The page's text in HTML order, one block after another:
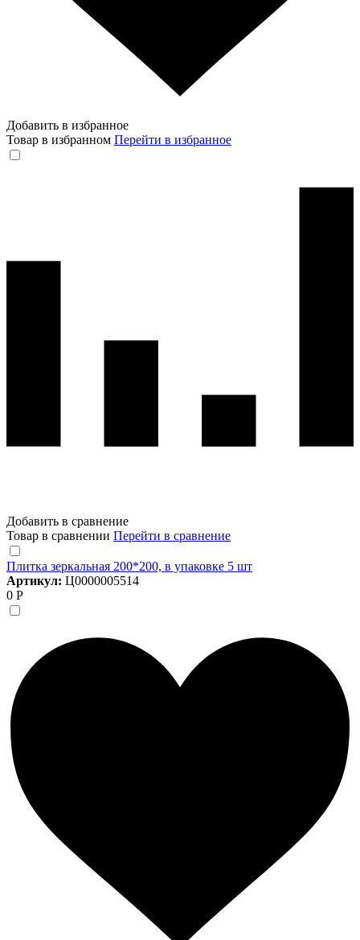
Добавить в избранное
Товар в избранном Перейти в избранное
Добавить в сравнение
Товар в сравнении Перейти в сравнение
Плитка зеркальная 200*200, в упаковке 5 шт
Артикул: Ц0000005514
0 Р